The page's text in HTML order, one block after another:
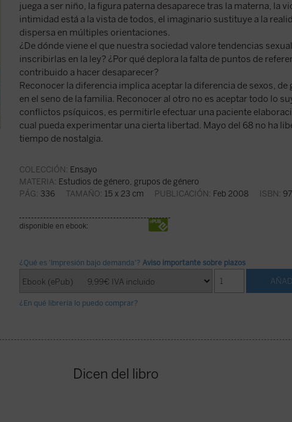
juega a ser niño, la figura paterna desaparece tras la materna, la
intimidad está a la vista de todos, el imaginario sustituye a la
dispersa en múltiples orientaciones.
¿De dónde viene el que nuestra sociedad valore tendencias
inscribirlas en la ley? ¿Por qué deplora la falta de puntos de
contribuido a hacer desaparecer?
Reconocer la diferencia implica aceptar la diferencia de sexos, de
en el seno de la familia. Reconocer al otro no es aceptar todo lo
conflictos psíquicos, es permitirle efectuar una paciente
cual pueda experimentar una cierta libertad. Mayo del 68 no ha
tiempo de nostalgia.
COLECCIÓN: Ensayo
MATERIA: Estudios de género, grupos de género
PÁG: 336 TAMAÑO: 15 x 23 cm PUBLICACIÓN: Feb 2008 ISBN:
disponible en ebook:
¿Qué es 'Impresión bajo demanda'? Aviso importante sobre plazos
¿En qué librería lo puedo comprar?
Dicen del libro